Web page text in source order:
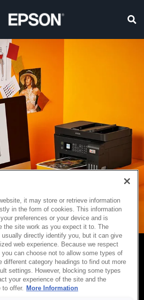
МАТЕРІАЛИ
розроблені для забезпечення
it may store or retrieve information
in the form of cookies. This information
preferences or your device and is
the site work as you expect it to. The
usually directly identify you, but it can give
web experience. Because we respect
can choose not to allow some types of
different category headings to find out more
settings. However, blocking some types
your experience of the site and the
to offer. More Information